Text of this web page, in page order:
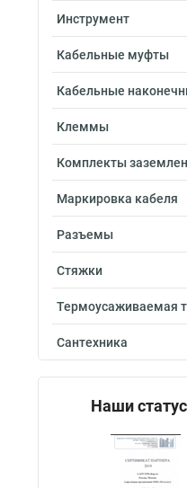
Инструмент
Кабельные муфты
Кабельные
Клеммы
Комплекты
Маркировка кабеля
Разъемы
Стяжки
Термоусаживаемая
Сантехника
Наши